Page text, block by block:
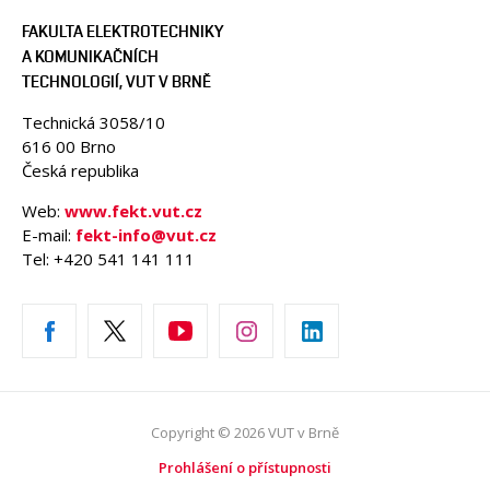
FAKULTA ELEKTROTECHNIKY
A KOMUNIKAČNÍCH
TECHNOLOGIÍ, VUT V BRNĚ
Technická 3058/10
616 00 Brno
Česká republika
Web: www.fekt.vut.cz
E-mail: fekt-info@vut.cz
Tel: +420 541 141 111
Copyright © 2026 VUT v Brně
Prohlášení o přístupnosti